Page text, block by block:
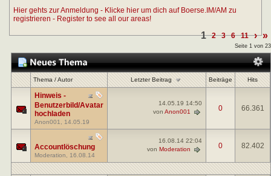
Hier gehts zur Anmeldung - Klicke hier um dich auf Boerse.IM/AM zu
registrieren - Register to see all our areas!
1 2 3 6 11 › »
Seite 1 von 23
Thema/Autor Letzter Beitrag Beiträge Hits
Hinweis -
Benutzerbild/Avatar
hochladen
Anon001 , 14.05.19
14.05.19 14:50
von Anon001 0 66.361
Accountlöschung
Moderation , 16.08.14
16.08.14 22:04
von Moderation 0 82.402